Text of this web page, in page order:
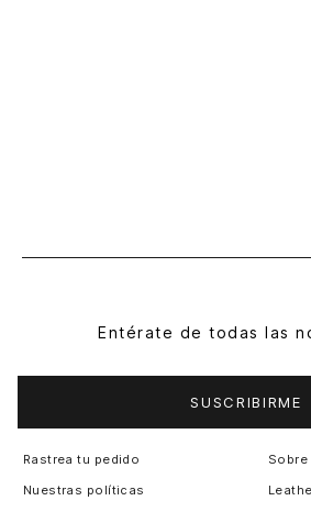
Entérate de todas las
SUSCRIBIRME
Rastrea tu pedido
Nuestras políticas